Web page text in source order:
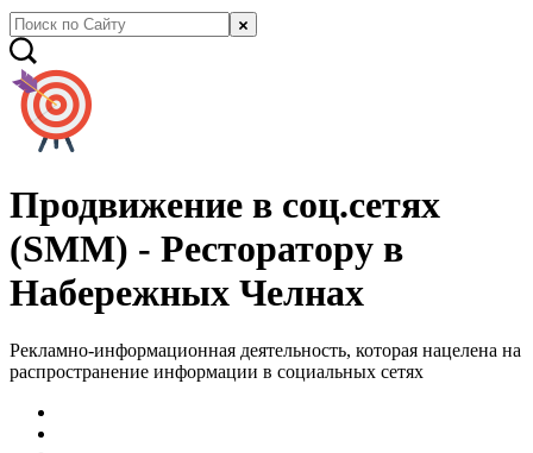
Продвижение в соц.сетях
(SMM) - Ресторатору в
Набережных Челнах
Рекламно-информационная деятельность, которая нацелена на
распространение информации в социальных сетях